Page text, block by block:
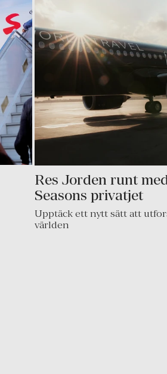
Res Jorden runt
Seasons privatjet
Upptäck ett nytt sätt att
världen